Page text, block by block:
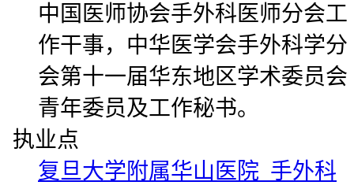
中国医师协会手外科医师分会工
作干事，中华医学会手外科学分
会第十一届华东地区学术委员会
青年委员及工作秘书。
执业点
复旦大学附属华山医院 手外科